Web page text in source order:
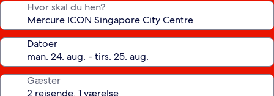
Hvor skal du hen?
Datoer
Gæster